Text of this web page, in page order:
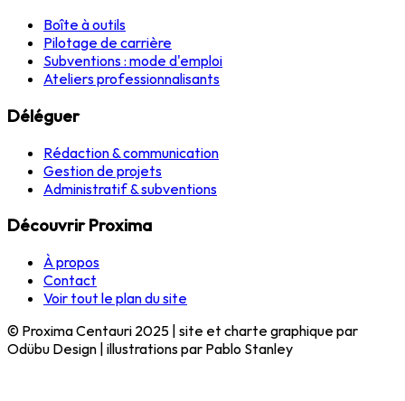
Boîte à outils
Pilotage de carrière
Subventions : mode d'emploi
Ateliers professionnalisants
Déléguer
Rédaction & communication
Gestion de projets
Administratif & subventions
Découvrir Proxima
À propos
Contact
Voir tout le plan du site
© Proxima Centauri 2025 | site et charte graphique par
Odübu Design | illustrations par Pablo Stanley